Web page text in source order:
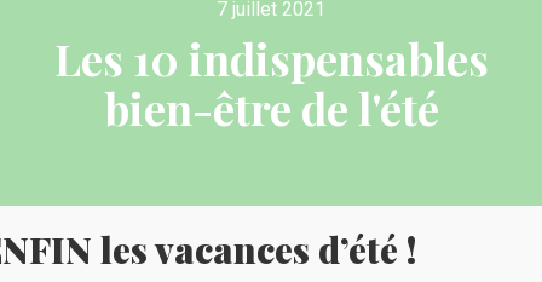
7 juillet 2021
Les 10 indispensables
bien-être de l'été
les vacances d’été !